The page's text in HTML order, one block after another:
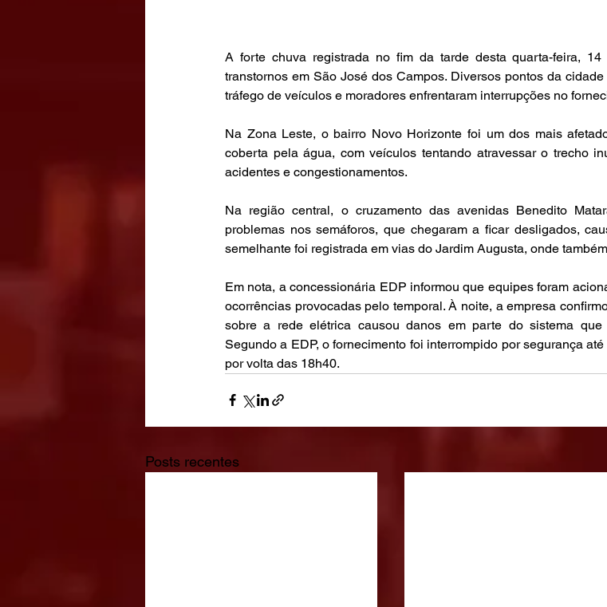
A forte chuva registrada no fim da tarde desta quarta-feira,
transtornos em São José dos Campos. Diversos pontos da
tráfego de veículos e moradores enfrentaram interrupções no
Na Zona Leste, o bairro Novo Horizonte foi um dos mais
coberta pela água, com veículos tentando atravessar o trecho
acidentes e congestionamentos.
Na região central, o cruzamento das avenidas Benedito
problemas nos semáforos, que chegaram a ficar desligados,
semelhante foi registrada em vias do Jardim Augusta, onde
Em nota, a concessionária EDP informou que equipes foram
ocorrências provocadas pelo temporal. À noite, a empresa
sobre a rede elétrica causou danos em parte do sistema que
Segundo a EDP, o fornecimento foi interrompido por segurança
por volta das 18h40.
Posts recentes